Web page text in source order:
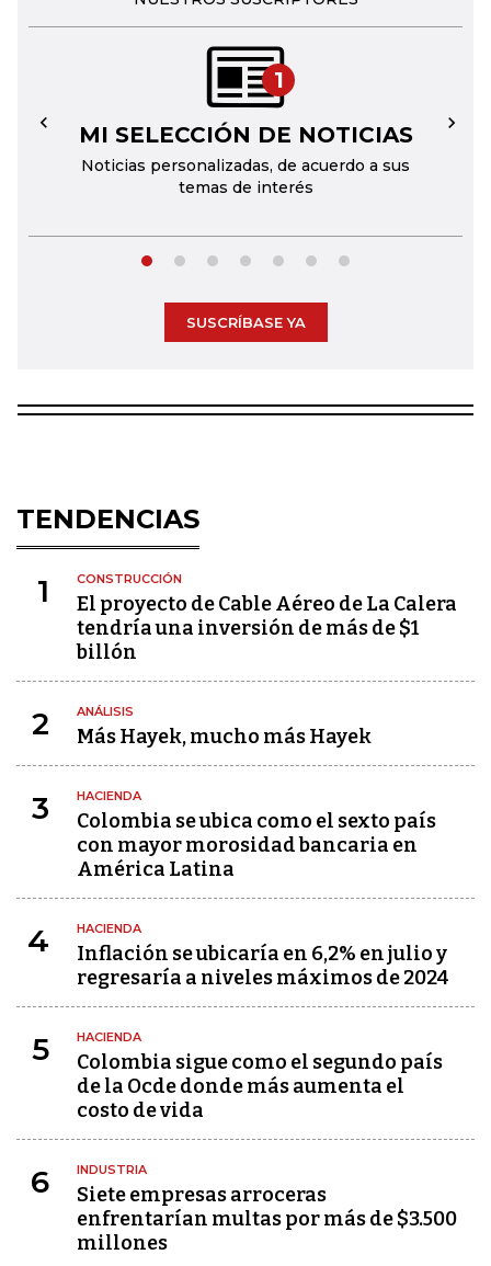
1
MI SELECCIÓN DE NOTICIAS
Noticias personalizadas, de acuerdo a sus
temas de interés
← →
SUSCRÍBASE YA
TENDENCIAS
1 CONSTRUCCIÓN
El proyecto de Cable Aéreo de La Calera
tendría una inversión de más de $1
billón
2 ANÁLISIS
Más Hayek, mucho más Hayek
3 HACIENDA
Colombia se ubica como el sexto país
con mayor morosidad bancaria en
América Latina
4 HACIENDA
Inflación se ubicaría en 6,2% en julio y
regresaría a niveles máximos de 2024
5 HACIENDA
Colombia sigue como el segundo país
de la Ocde donde más aumenta el
costo de vida
6 INDUSTRIA
Siete empresas arroceras
enfrentarían multas por más de $3.500
millones